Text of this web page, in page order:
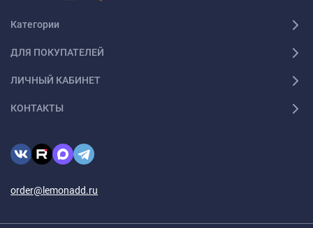
Категории
ДЛЯ ПОКУПАТЕЛЕЙ
ЛИЧНЫЙ КАБИНЕТ
КОНТАКТЫ
order@lemonadd.ru